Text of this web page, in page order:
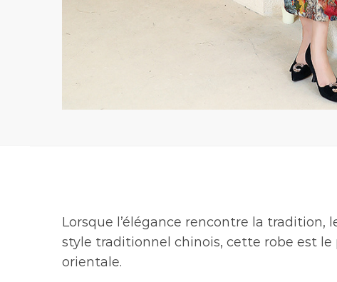
Lorsque l’élégance rencontre la tradition,
style traditionnel chinois, cette robe est
orientale.